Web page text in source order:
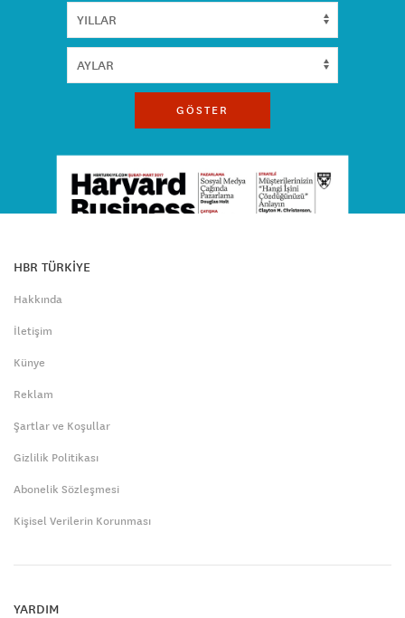
GÖSTER
HBR TÜRKİYE
Hakkında
İletişim
Künye
Reklam
Şartlar ve Koşullar
Gizlilik Politikası
Abonelik Sözleşmesi
Kişisel Verilerin Korunması
YARDIM